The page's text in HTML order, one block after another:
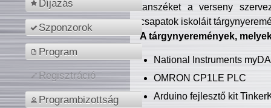
Díjazás
Szponzorok
Program
Regisztráció
Programbizottság
tanszéket a verseny
csapatok iskoláit
A tárgynyeremények,
National Instruments
OMRON CP1LE PLC
Arduino fejlesztő kit